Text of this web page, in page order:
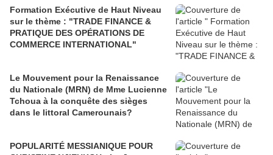
Formation Exécutive de Haut Niveau
sur le thème : "TRADE FINANCE &
PRATIQUE DES OPÉRATIONS DE
COMMERCE INTERNATIONAL"
Le Mouvement pour la Renaissance
du Nationale (MRN) de Mme Lucienne
Tchoua à la conquête des sièges
dans le littoral Camerounais?
POPULARITÉ MESSIANIQUE POUR